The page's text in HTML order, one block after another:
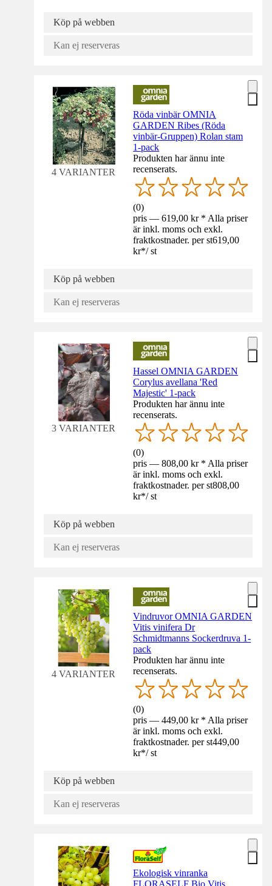
Köp på webben
Kan ej reserveras
4 VARIANTER
Röda vinbär OMNIA
GARDEN Ribes (Röda
vinbär-Gruppen) Rolan stam
1-pack
Produkten har ännu inte
recenserats.
(0)
pris — 619,00 kr * Alla priser
är inkl. moms och exkl.
fraktkostnader. per st619,00
kr*/ st
Köp på webben
Kan ej reserveras
3 VARIANTER
Hassel OMNIA GARDEN
Corylus avellana 'Red
Majestic' 1-pack
Produkten har ännu inte
recenserats.
(0)
pris — 808,00 kr * Alla priser
är inkl. moms och exkl.
fraktkostnader. per st808,00
kr*/ st
Köp på webben
Kan ej reserveras
4 VARIANTER
Vindruvor OMNIA GARDEN
Vitis vinifera Dr
Schmidtmanns Sockerdruva 1-
pack
Produkten har ännu inte
recenserats.
(0)
pris — 449,00 kr * Alla priser
är inkl. moms och exkl.
fraktkostnader. per st449,00
kr*/ st
Köp på webben
Kan ej reserveras
Ekologisk vinranka